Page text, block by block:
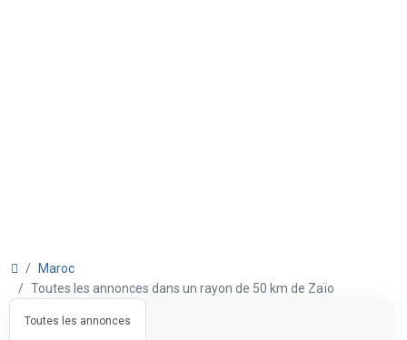
Maroc
Toutes les annonces dans un rayon de 50 km de Zaïo
Toutes les annonces